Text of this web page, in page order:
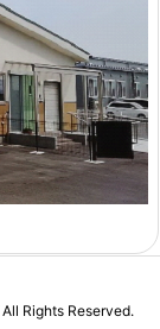
All Rights Reserved.